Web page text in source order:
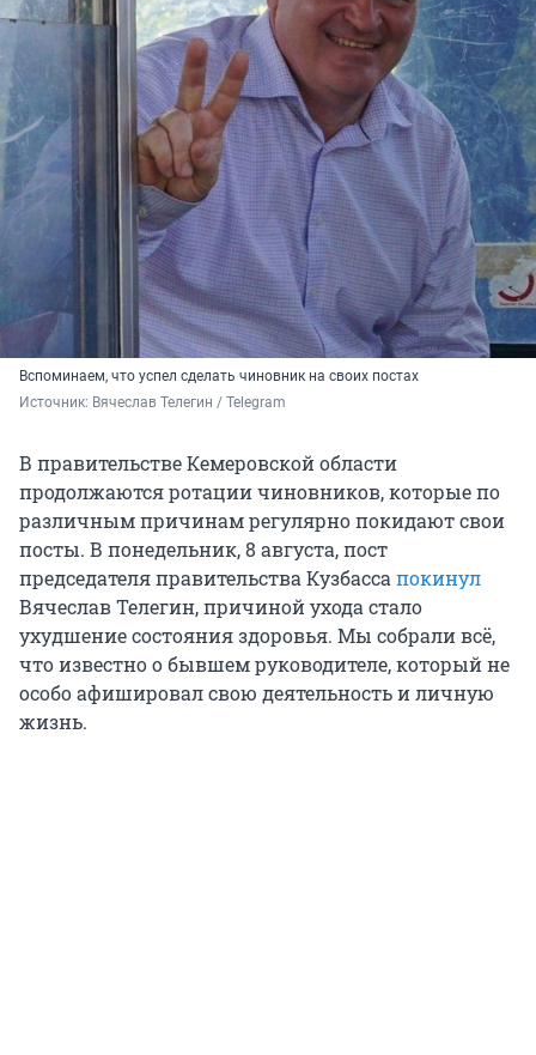
Вспоминаем, что успел сделать чиновник на своих постах
Источник: Вячеслав Телегин / Telegram
В правительстве Кемеровской области
продолжаются ротации чиновников, которые по
различным причинам регулярно покидают свои
посты. В понедельник, 8 августа, пост
председателя правительства Кузбасса покинул
Вячеслав Телегин, причиной ухода стало
ухудшение состояния здоровья. Мы собрали всё,
что известно о бывшем руководителе, который не
особо афишировал свою деятельность и личную
жизнь.